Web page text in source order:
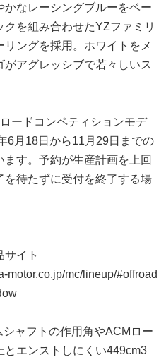
なレーシングブルーをベー
を組み合わせたYZファミリ
ングを採用。ホワイトをメ
アグレッシブで若々しいス
ードコンペティションモデ
6月18日から11月29日までの
す。予約が生産計画を上回
を待たずに受付を終了する場
サイト
motor.co.jp/mc/lineup/#offroad
ャフトの作用角やACMロー
とエンストしにくい449cm3